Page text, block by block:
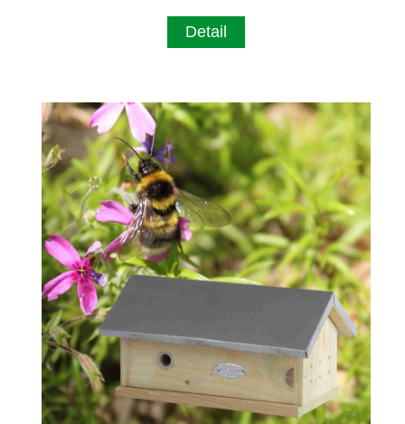
Detail